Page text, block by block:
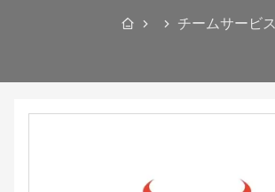
チームサービス